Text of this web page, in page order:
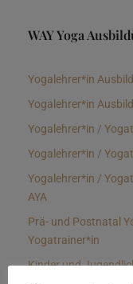
WAY Yoga
Yogalehrer*in
Yogalehrer*in
Yogalehrer*in /
Yogalehrer*in /
Yogalehrer*in /
AYA
Prä- und Postnatal
Yogatrainer*in
Kinder und